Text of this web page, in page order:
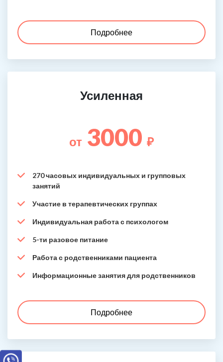
Подробнее
Усиленная
от 3000 ₽
270 часовых индивидуальных и групповых
занятий
Участие в терапевтических группах
Индивидуальная работа с психологом
5-ти разовое питание
Работа с родственниками пациента
Информационные занятия для родственников
Подробнее